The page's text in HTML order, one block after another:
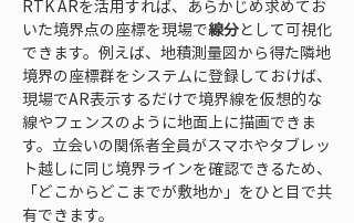
RTK ARを活用すれば、あらかじめ求めてお
いた境界点の座標を現場で線分として可視化
できます。例えば、地積測量図から得た隣地
境界の座標群をシステムに登録しておけば、
現場でAR表示するだけで境界線を仮想的な
線やフェンスのように地面上に描画できま
す。立会いの関係者全員がスマホやタブレッ
ト越しに同じ境界ラインを確認できるため、
「どこからどこまでが敷地か」をひと目で共
有できます。